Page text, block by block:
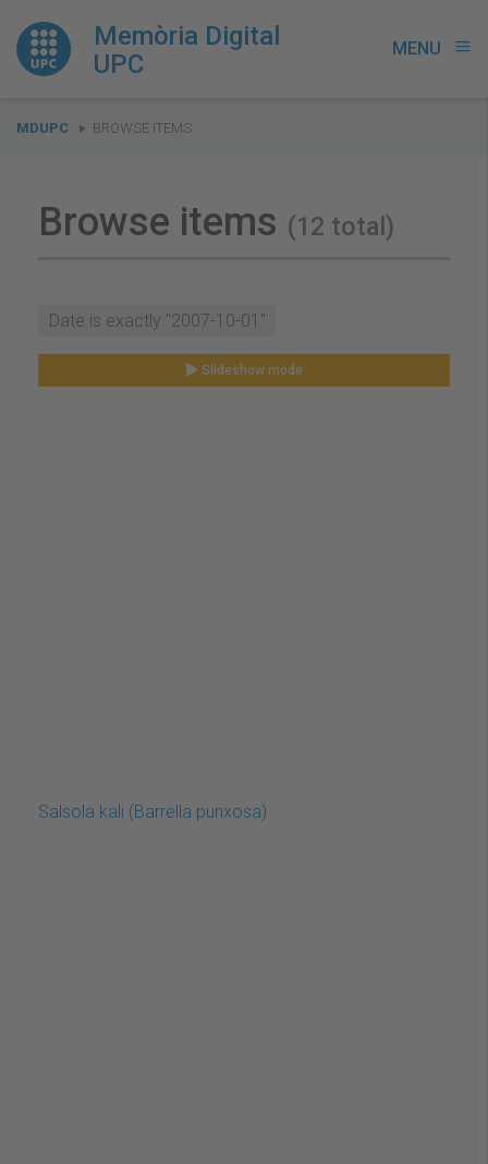
Memòria Digital
UPC
MENU menu
You
MDUPC BROWSE ITEMS
Browse items (12 total)
Date is exactly "2007-10-01"
Slideshow mode
Salsola kali (Barrella punxosa)